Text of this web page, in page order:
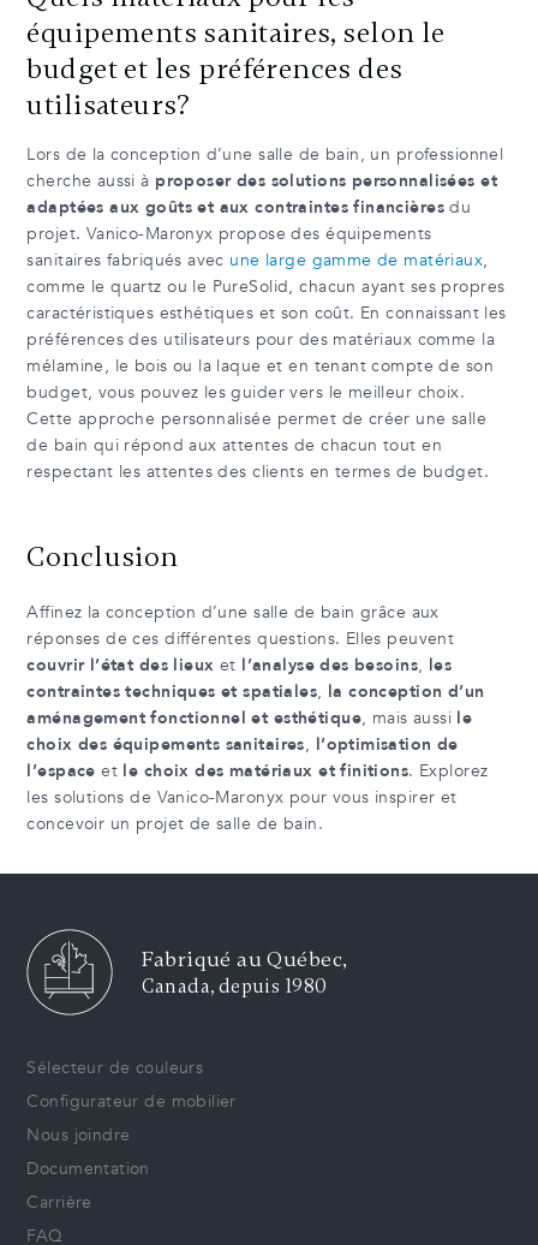
équipements sanitaires, selon le
budget et les préférences des
utilisateurs?
Lors de la conception d’une salle de bain, un professionnel
cherche aussi à proposer des solutions personnalisées et
adaptées aux goûts et aux contraintes financièresdu
projet. Vanico-Maronyx propose des équipements
sanitaires fabriqués avec une large gamme de matériaux,
comme le quartz ou le PureSolid, chacun ayant ses propres
caractéristiques esthétiques et son coût. En connaissant les
préférences des utilisateurs pour des matériaux comme la
mélamine, le bois ou la laque et en tenant compte de son
budget, vous pouvez les guider vers le meilleur choix.
Cette approche personnalisée permet de créer une salle
de bain qui répond aux attentes de chacun tout en
respectant les attentes des clients en termes de budget.
Conclusion
Affinez la conception d’une salle de bain grâce aux
réponses de ces différentes questions. Elles peuvent
couvrir l’état des lieux et l’analyse des besoins, les
contraintes techniques et spatiales, la conception d’un
aménagement fonctionnel et esthétique, mais aussi le
choix des équipements sanitaires, l’optimisation de
l’espace et le choix des matériaux et finitions. Explorez
les solutions de Vanico-Maronyx pour vous inspirer et
concevoir un projet de salle de bain.
Fabriqué au Québec,
Canada, depuis 1980
Sélecteur de couleurs
Configurateur de mobilier
Nous joindre
Documentation
Carrière
FAQ